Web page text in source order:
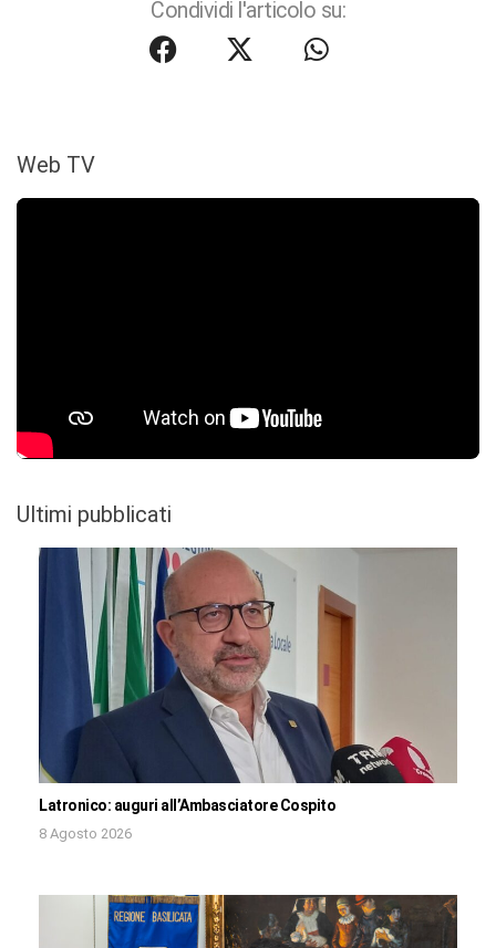
Condividi l'articolo su:
Web TV
Ultimi pubblicati
Latronico: auguri all’Ambasciatore Cospito
8 Agosto 2026